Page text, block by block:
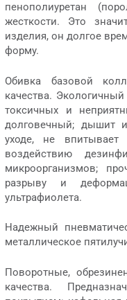
пенополиуретан
жесткости. Это
изделия, он долгое
форму.
Обивка базовой
качества.
токсичных и
долговечный; дышит
уходе, не
воздействию
микроорганизмов;
разрыву и
ультрафиолета.
Надежный
металлическое
Поворотные,
качества.